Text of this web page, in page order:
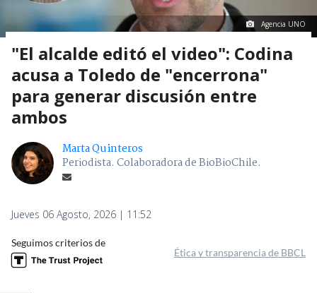
Agencia UNO
"El alcalde editó el video": Codina
acusa a Toledo de "encerrona"
para generar discusión entre
ambos
Marta Quinteros
Periodista. Colaboradora de BioBioChile.
Jueves 06 Agosto, 2026 | 11:52
Seguimos criterios de
Ética y transparencia de BBCL